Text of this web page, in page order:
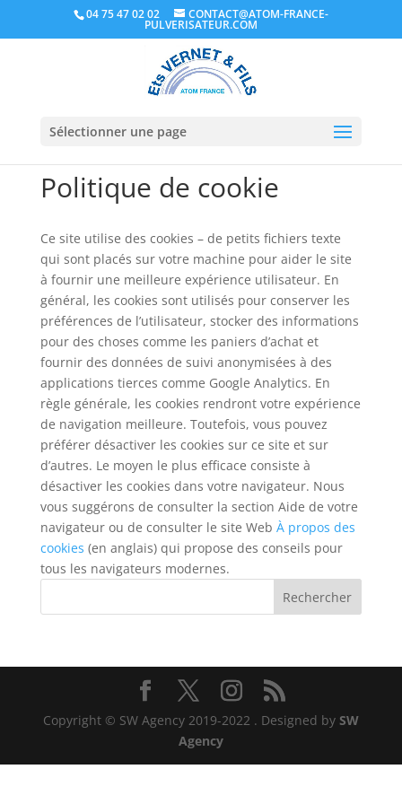
04 75 47 02 02 CONTACT@ATOM-FRANCE-
PULVERISATEUR.COM
Sélectionner une page
Politique de cookie
Ce site utilise des cookies – de petits fichiers texte
qui sont placés sur votre machine pour aider le site
à fournir une meilleure expérience utilisateur. En
général, les cookies sont utilisés pour conserver les
préférences de l’utilisateur, stocker des informations
pour des choses comme les paniers d’achat et
fournir des données de suivi anonymisées à des
applications tierces comme Google Analytics. En
règle générale, les cookies rendront votre expérience
de navigation meilleure. Toutefois, vous pouvez
préférer désactiver les cookies sur ce site et sur
d’autres. Le moyen le plus efficace consiste à
désactiver les cookies dans votre navigateur. Nous
vous suggérons de consulter la section Aide de votre
navigateur ou de consulter le site Web À propos des
cookies (en anglais) qui propose des conseils pour
tous les navigateurs modernes.
Rechercher
Copyright © SW Agency 2019-2022 . Designed by SW
Agency